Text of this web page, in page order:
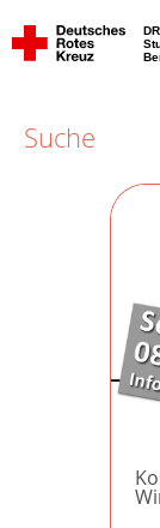
Suche